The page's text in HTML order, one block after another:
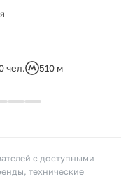
чел. 510 м
с доступными
технические